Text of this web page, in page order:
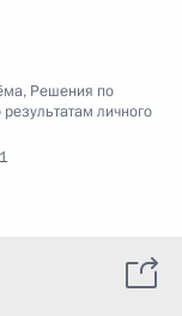
, Решения по
личного